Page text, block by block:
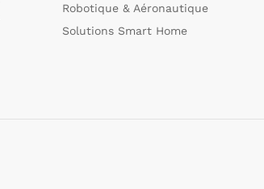
Robotique & Aéronautique
Solutions Smart Home